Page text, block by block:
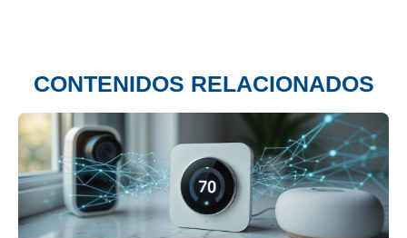
CONTENIDOS RELACIONADOS